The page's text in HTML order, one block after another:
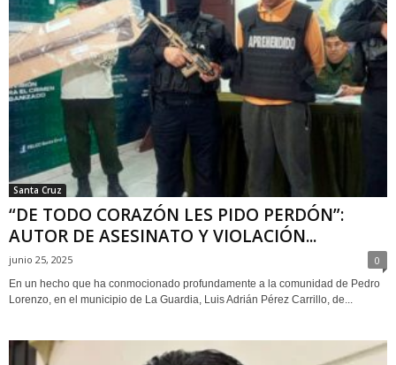
Santa Cruz
“DE TODO CORAZÓN LES PIDO PERDÓN”:
AUTOR DE ASESINATO Y VIOLACIÓN...
junio 25, 2025 0
En un hecho que ha conmocionado profundamente a la comunidad de Pedro
Lorenzo, en el municipio de La Guardia, Luis Adrián Pérez Carrillo, de...